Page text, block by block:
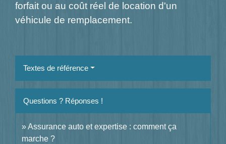
forfait ou au coût réel de location d'un
véhicule de remplacement.
Textes de référence
Questions ? Réponses !
Assurance auto et expertise : comment ça
marche ?